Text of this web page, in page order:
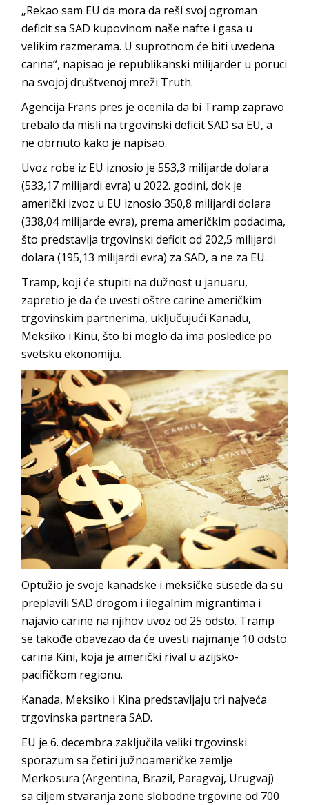
„Rekao sam EU da mora da reši svoj ogroman
deficit sa SAD kupovinom naše nafte i gasa u
velikim razmerama. U suprotnom će biti uvedena
carina“, napisao je republikanski milijarder u poruci
na svojoj društvenoj mreži Truth.
Agencija Frans pres je ocenila da bi Tramp zapravo
trebalo da misli na trgovinski deficit SAD sa EU, a
ne obrnuto kako je napisao.
Uvoz robe iz EU iznosio je 553,3 milijarde dolara
(533,17 milijardi evra) u 2022. godini, dok je
američki izvoz u EU iznosio 350,8 milijardi dolara
(338,04 milijarde evra), prema američkim podacima,
što predstavlja trgovinski deficit od 202,5 ​​milijardi
dolara (195,13 milijardi evra) za SAD, a ne za EU.
Tramp, koji će stupiti na dužnost u januaru,
zapretio je da će uvesti oštre carine američkim
trgovinskim partnerima, uključujući Kanadu,
Meksiko i Kinu, što bi moglo da ima posledice po
svetsku ekonomiju.
Optužio je svoje kanadske i meksičke susede da su
preplavili SAD drogom i ilegalnim migrantima i
najavio carine na njihov uvoz od 25 odsto. Tramp
se takođe obavezao da će uvesti najmanje 10 odsto
carina Kini, koja je američki rival u azijsko-
pacifičkom regionu.
Kanada, Meksiko i Kina predstavljaju tri najveća
trgovinska partnera SAD.
EU je 6. decembra zaključila veliki trgovinski
sporazum sa četiri južnoameričke zemlje
Merkosura (Argentina, Brazil, Paragvaj, Urugvaj)
sa ciljem stvaranja zone slobodne trgovine od 700